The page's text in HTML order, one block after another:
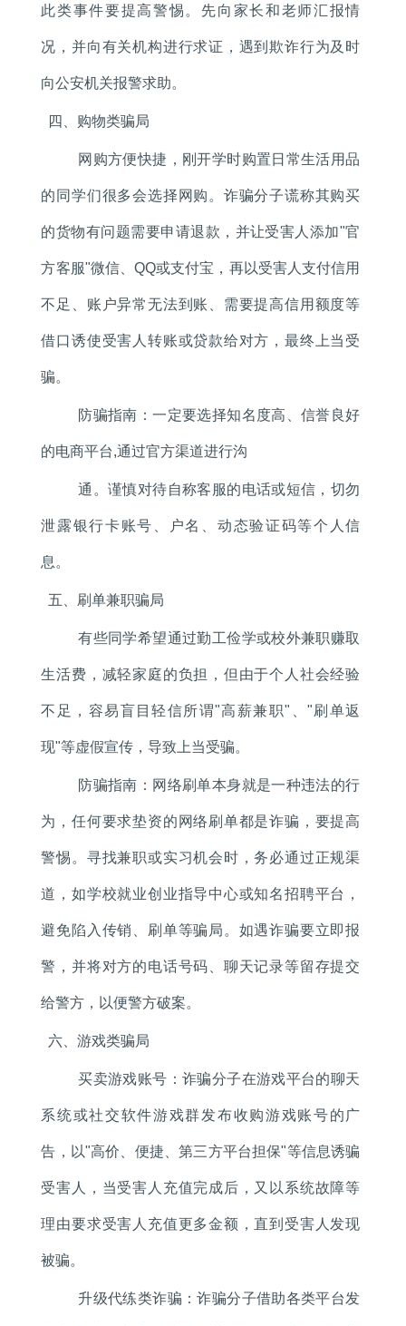
此类事件要提高警惕。先向家长和老师汇报情
况，并向有关机构进行求证，遇到欺诈行为及时
向公安机关报警求助。
四、购物类骗局
网购方便快捷，刚开学时购置日常生活用品
的同学们很多会选择网购。诈骗分子谎称其购买
的货物有问题需要申请退款，并让受害人添加"官
方客服"微信、QQ或支付宝，再以受害人支付信用
不足、账户异常无法到账、需要提高信用额度等
借口诱使受害人转账或贷款给对方，最终上当受
骗。
防骗指南：一定要选择知名度高、信誉良好
的电商平台,通过官方渠道进行沟
通。谨慎对待自称客服的电话或短信，切勿
泄露银行卡账号、户名、动态验证码等个人信
息。
五、刷单兼职骗局
有些同学希望通过勤工俭学或校外兼职赚取
生活费，减轻家庭的负担，但由于个人社会经验
不足，容易盲目轻信所谓"高薪兼职"、"刷单返
现"等虚假宣传，导致上当受骗。
防骗指南：网络刷单本身就是一种违法的行
为，任何要求垫资的网络刷单都是诈骗，要提高
警惕。寻找兼职或实习机会时，务必通过正规渠
道，如学校就业创业指导中心或知名招聘平台，
避免陷入传销、刷单等骗局。如遇诈骗要立即报
警，并将对方的电话号码、聊天记录等留存提交
给警方，以便警方破案。
六、游戏类骗局
买卖游戏账号：诈骗分子在游戏平台的聊天
系统或社交软件游戏群发布收购游戏账号的广
告，以"高价、便捷、第三方平台担保"等信息诱骗
受害人，当受害人充值完成后，又以系统故障等
理由要求受害人充值更多金额，直到受害人发现
被骗。
升级代练类诈骗：诈骗分子借助各类平台发